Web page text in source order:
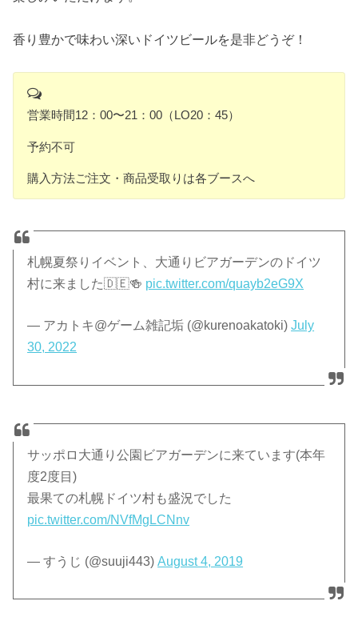
香り豊かで味わい深いドイツビールを是非どうぞ！
営業時間12：00〜21：00（LO20：45）
予約不可
購入方法ご注文・商品受取りは各ブースへ
札幌夏祭りイベント、大通りビアガーデンのドイツ
村に来ました🇩🇪🍻 pic.twitter.com/quayb2eG9X
— アカトキ@ゲーム雑記垢 (@kurenoakatoki)July
30, 2022
サッポロ大通り公園ビアガーデンに来ています(本年
度2度目)
最果ての札幌ドイツ村も盛況でした
pic.twitter.com/NVfMgLCNnv
— すうじ (@suuji443)August 4, 2019